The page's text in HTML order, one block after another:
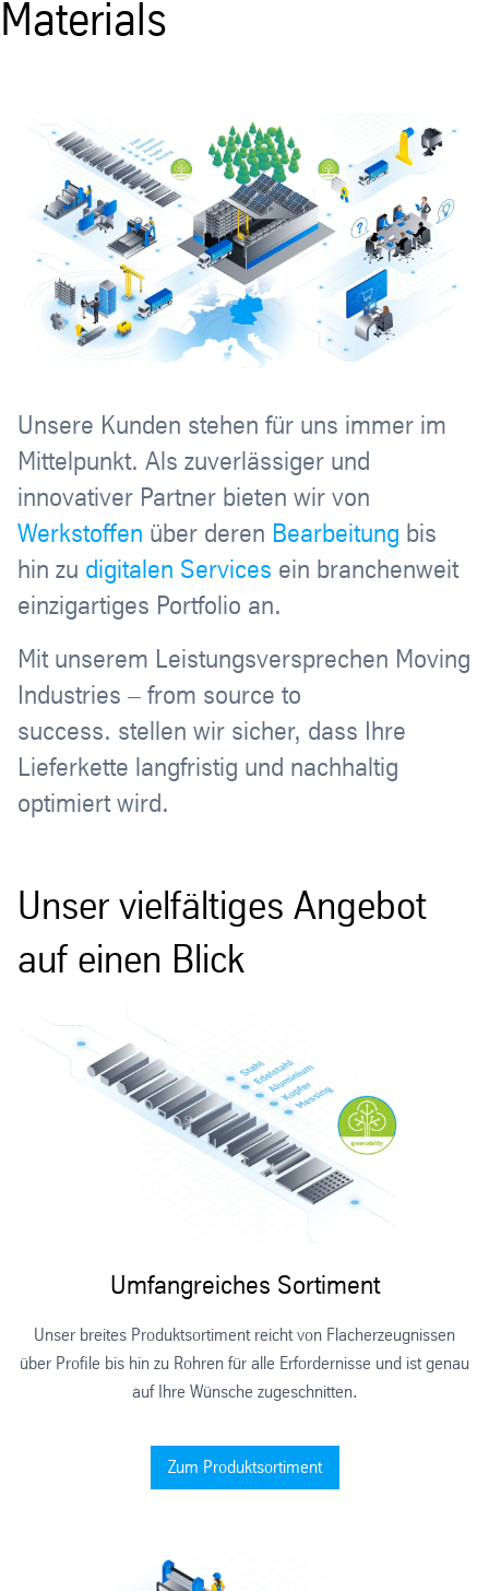
Materials
Unsere Kunden stehen für uns immer im
Mittelpunkt. Als zuverlässiger und
innovativer Partner bieten wir von
Werkstoffen über deren Bearbeitung bis
hin zu digitalen Services ein branchenweit
einzigartiges Portfolio an.
Mit unserem Leistungsversprechen Moving
Industries – from source to
success. stellen wir sicher, dass Ihre
Lieferkette langfristig und nachhaltig
optimiert wird.
Unser vielfältiges Angebot
auf einen Blick
Umfangreiches Sortiment
Unser breites Produktsortiment reicht von Flacherzeugnissen
über Profile bis hin zu Rohren für alle Erfordernisse und ist genau
auf Ihre Wünsche zugeschnitten.
Zum Produktsortiment